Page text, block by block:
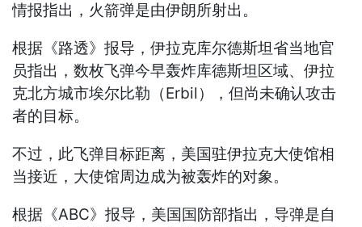
情报指出，火箭弹是由伊朗所射出。
根据《路透》报导，伊拉克库尔德斯坦省当地官
员指出，数枚飞弹今早轰炸库德斯坦区域、伊拉
克北方城市埃尔比勒（Erbil），但尚未确认攻击
者的目标。
不过，此飞弹目标距离，美国驻伊拉克大使馆相
当接近，大使馆周边成为被轰炸的对象。
根据《ABC》报导，美国国防部指出，导弹是自